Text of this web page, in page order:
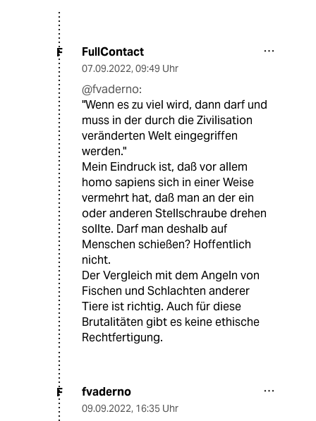
F FullContact
07.09.2022, 09:49 Uhr
@fvaderno:
"Wenn es zu viel wird, dann darf und
muss in der durch die Zivilisation
veränderten Welt eingegriffen
werden."
Mein Eindruck ist, daß vor allem
homo sapiens sich in einer Weise
vermehrt hat, daß man an der ein
oder anderen Stellschraube drehen
sollte. Darf man deshalb auf
Menschen schießen? Hoffentlich
nicht.
Der Vergleich mit dem Angeln von
Fischen und Schlachten anderer
Tiere ist richtig. Auch für diese
Brutalitäten gibt es keine ethische
Rechtfertigung.
F fvaderno
09.09.2022, 16:35 Uhr